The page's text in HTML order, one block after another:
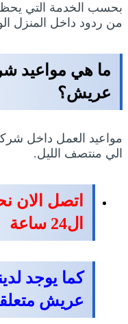
بحسب الخدمة التي
من ردود داخل المنزل
ما هي مواعيد
عريش؟
الي منتصف الليل.
اتصل الان
ال24 ساعة
كما يوجد
عريش